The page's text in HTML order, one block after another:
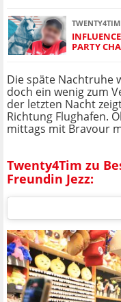
TWENTY4TIM
PARTY
Die späte Nachtruhe
doch ein wenig zum
der letzten Nacht
Richtung Flughafen.
mittags mit Bravour
Twenty4Tim zu
Freundin Jezz: